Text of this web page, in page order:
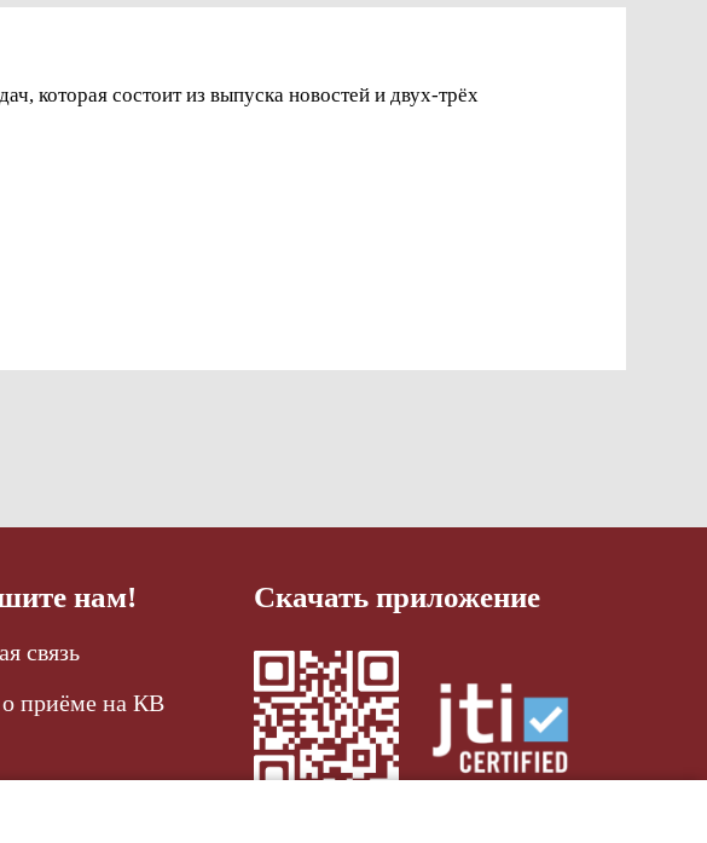
которая состоит из выпуска новостей и двух-трёх
нам!
связь
приёме на КВ
Скачать приложение